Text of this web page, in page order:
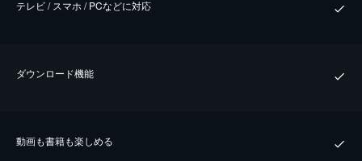
テレビ / スマホ / PCなどに対応
ダウンロード機能
動画も書籍も楽しめる